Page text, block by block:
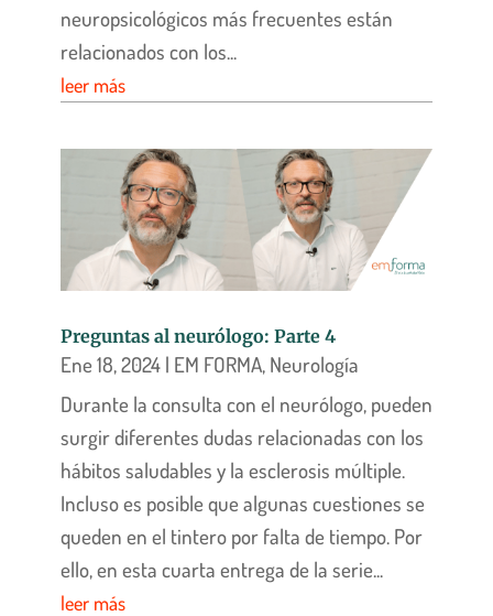
neuropsicológicos más frecuentes están
relacionados con los...
leer más
Preguntas al neurólogo: Parte 4
Ene 18, 2024| EM FORMA, Neurología
Durante la consulta con el neurólogo, pueden
surgir diferentes dudas relacionadas con los
hábitos saludables y la esclerosis múltiple.
Incluso es posible que algunas cuestiones se
queden en el tintero por falta de tiempo. Por
ello, en esta cuarta entrega de la serie...
leer más